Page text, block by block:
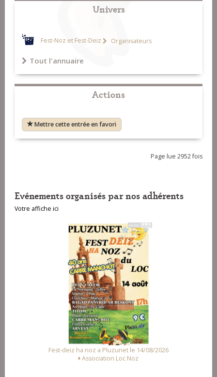
Univers
Fest-Noz et Fest-Deiz Organisateurs
Tout l'annuaire
Actions
Mettre cette entrée en favori
Page lue 2952 fois
Evénements organisés par nos adhérents
Votre affiche ici
a Pluzunet le 14/08/2026
Fest Noz a Arzal le 15/